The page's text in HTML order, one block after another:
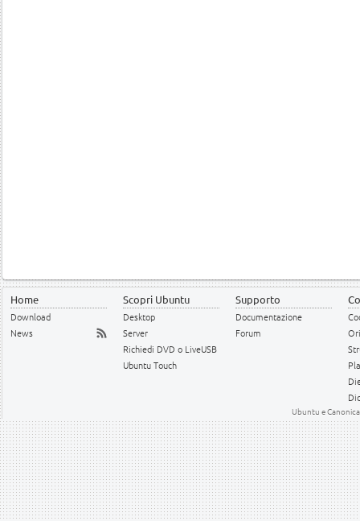
Home
Download
News
Scopri Ubuntu
Desktop
Server
Richiedi DVD o LiveUSB
Ubuntu Touch
Supporto
Documentazione
Forum
Ubuntu e